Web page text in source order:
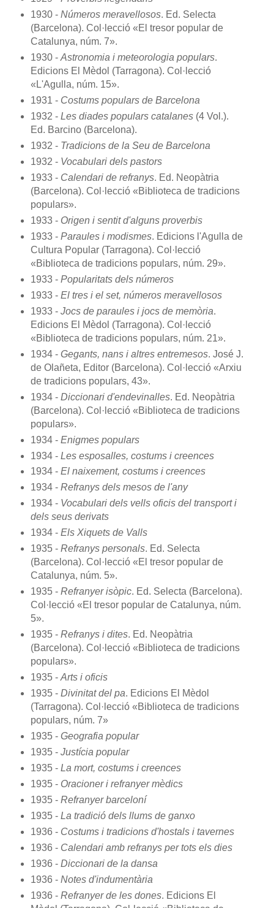
1930 - Números meravellosos. Ed. Selecta
(Barcelona). Col·lecció «El tresor popular de
Catalunya, núm. 7».
1930 - Astronomia i meteorologia populars.
Edicions El Mèdol (Tarragona). Col·lecció
«L'Agulla, núm. 15».
1931 - Costums populars de Barcelona
1932 - Les diades populars catalanes(4 Vol.).
Ed. Barcino (Barcelona).
1932 - Tradicions de la Seu de Barcelona
1932 - Vocabulari dels pastors
1933 - Calendari de refranys. Ed. Neopàtria
(Barcelona). Col·lecció «Biblioteca de tradicions
populars».
1933 - Origen i sentit d'alguns proverbis
1933 - Paraules i modismes. Edicions l'Agulla de
Cultura Popular (Tarragona). Col·lecció
«Biblioteca de tradicions populars, núm. 29».
1933 - Popularitats dels números
1933 - El tres i el set, números meravellosos
1933 - Jocs de paraules i jocs de memòria.
Edicions El Mèdol (Tarragona). Col·lecció
«Biblioteca de tradicions populars, núm. 21».
1934 - Gegants, nans i altres entremesos. José J.
de Olañeta, Editor (Barcelona). Col·lecció «Arxiu
de tradicions populars, 43».
1934 - Diccionari d'endevinalles. Ed. Neopàtria
(Barcelona). Col·lecció «Biblioteca de tradicions
populars».
1934 - Enigmes populars
1934 - Les esposalles, costums i creences
1934 - El naixement, costums i creences
1934 - Refranys dels mesos de l'any
1934 - Vocabulari dels vells oficis del transport i
dels seus derivats
1934 - Els Xiquets de Valls
1935 - Refranys personals. Ed. Selecta
(Barcelona). Col·lecció «El tresor popular de
Catalunya, núm. 5».
1935 - Refranyer isòpic. Ed. Selecta (Barcelona).
Col·lecció «El tresor popular de Catalunya, núm.
5».
1935 - Refranys i dites. Ed. Neopàtria
(Barcelona). Col·lecció «Biblioteca de tradicions
populars».
1935 - Arts i oficis
1935 - Divinitat del pa. Edicions El Mèdol
(Tarragona). Col·lecció «Biblioteca de tradicions
populars, núm. 7»
1935 - Geografia popular
1935 - Justícia popular
1935 - La mort, costums i creences
1935 - Oracioner i refranyer mèdics
1935 - Refranyer barceloní
1935 - La tradició dels llums de ganxo
1936 - Costums i tradicions d'hostals i tavernes
1936 - Calendari amb refranys per tots els dies
1936 - Diccionari de la dansa
1936 - Notes d'indumentària
1936 - Refranyer de les dones. Edicions El